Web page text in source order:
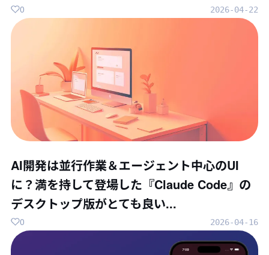
2026-04-22
0
AI開発は並行作業＆エージェント中心のUI
に？満を持して登場した『Claude Code』の
デスクトップ版がとても良い...
2026-04-16
0